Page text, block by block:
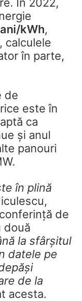
kWh,
calculele
în parte,
de
este în
ca
și anul
panouri
în plină
de
două
la sfârșitul
datele pe
de la
acesta.